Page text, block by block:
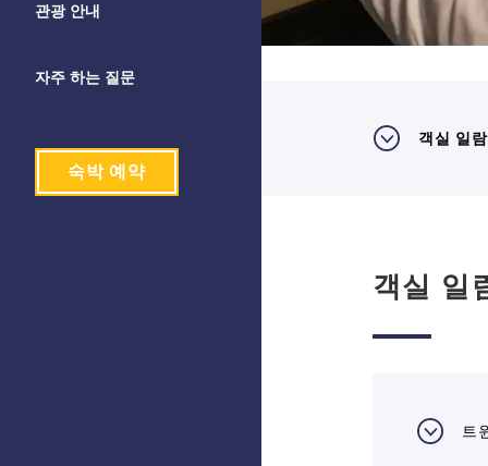
관광 안내
자주 하는 질문
숙박 예약
객실 일람
객실 일
트